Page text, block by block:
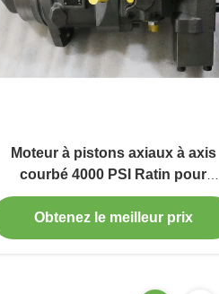
Moteur à pistons axiaux à axis
courbé 4000 PSI Ratin pour
équipement de forage offshore
Obtenez le meilleur prix